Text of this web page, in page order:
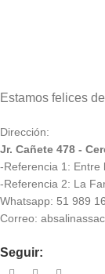
Estamos felices
Dirección:
Jr. Cañete 478 -
-Referencia 1: Entre
-Referencia 2: La
Whatsapp: 51 989
Correo:
Seguir: